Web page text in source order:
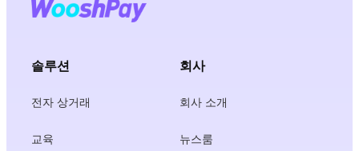
솔루션
전자 상거래
교육
회사
회사 소개
뉴스룸